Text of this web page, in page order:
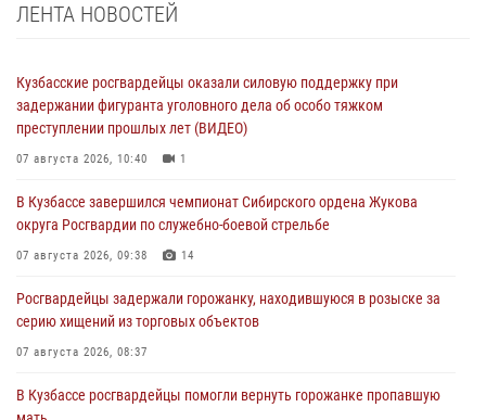
ЛЕНТА НОВОСТЕЙ
Кузбасские росгвардейцы оказали силовую поддержку при
задержании фигуранта уголовного дела об особо тяжком
преступлении прошлых лет (ВИДЕО)
07 августа 2026, 10:40 1
В Кузбассе завершился чемпионат Сибирского ордена Жукова
округа Росгвардии по служебно-боевой стрельбе
07 августа 2026, 09:38 14
Росгвардейцы задержали горожанку, находившуюся в розыске за
серию хищений из торговых объектов
07 августа 2026, 08:37
В Кузбассе росгвардейцы помогли вернуть горожанке пропавшую